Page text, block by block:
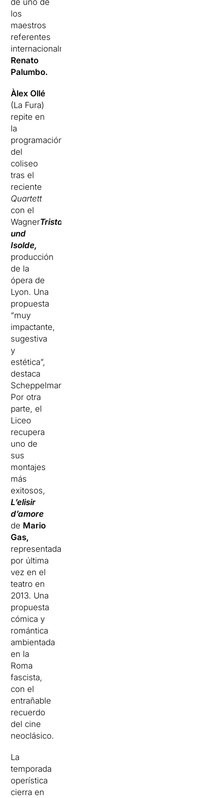
de uno de
los
maestros
referentes
internacionalmente,
Renato
Palumbo.
Àlex Ollé
(La Fura)
repite en
la
programación
del
coliseo
tras el
reciente
Quartett
con el
WagnerTristan
und
Isolde,
producción
de la
ópera de
Lyon. Una
propuesta
“muy
impactante,
sugestiva
y
estética”,
destaca
Scheppelmann.
Por otra
parte, el
Liceo
recupera
uno de
sus
montajes
más
exitosos,
L’elisir
d’amore
de Mario
Gas,
representada
por última
vez en el
teatro en
2013. Una
propuesta
cómica y
romántica
ambientada
en la
Roma
fascista,
con el
entrañable
recuerdo
del cine
neoclásico.
La
temporada
operística
cierra en